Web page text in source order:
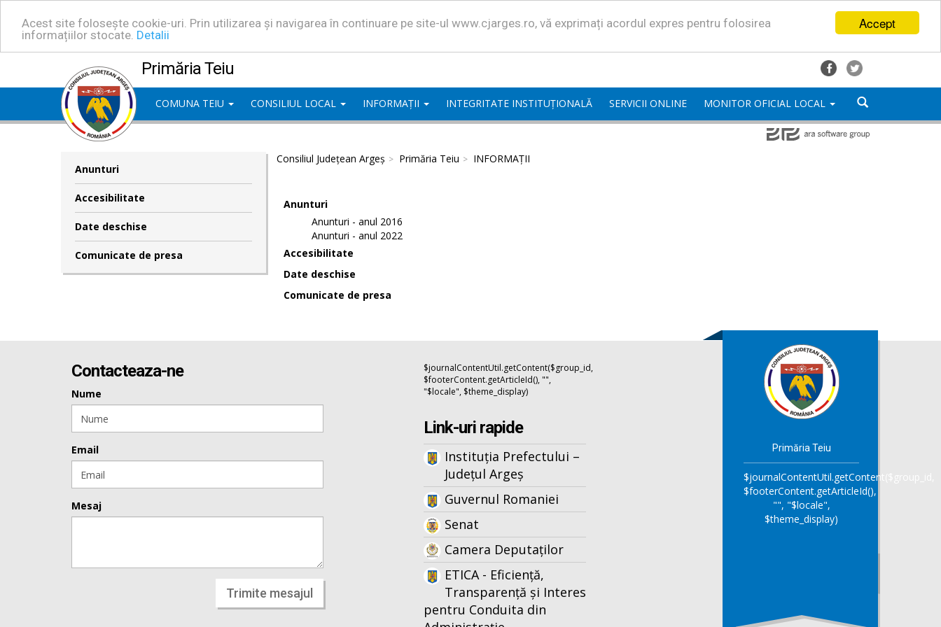
Accept
Acest site folosește cookie-uri. Prin utilizarea și navigarea în continuare pe site-ul www.cjarges.ro, vă exprimați acordul expres pentru folosirea
informațiilor stocate. Detalii
Primăria Teiu
COMUNA TEIU CONSILIUL LOCAL INFORMAȚII INTEGRITATE INSTITUȚIONALĂ SERVICII ONLINE MONITOR OFICIAL LOCAL
Anunturi
Accesibilitate
Date deschise
Comunicate de presa
Consiliul Județean Argeș Primăria Teiu INFORMAȚII
Anunturi
Anunturi - anul 2016
Anunturi - anul 2022
Accesibilitate
Date deschise
Comunicate de presa
Contacteaza-ne
Nume
Email
Mesaj
Trimite mesajul
$journalContentUtil.getContent($group_id,
$footerContent.getArticleId(), "",
"$locale", $theme_display)
Link-uri rapide
Instituția Prefectului –
Județul Argeș
Guvernul Romaniei
Senat
Camera Deputaților
ETICA - Eficiență,
Transparență și Interes
pentru Conduita din
Primăria Teiu
$journalContentUtil.getContent($group_id,
$footerContent.getArticleId(),
"", "$locale",
$theme_display)